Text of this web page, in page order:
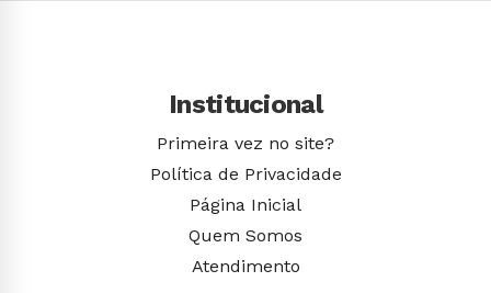
Institucional
Primeira vez no site?
Política de Privacidade
Página Inicial
Quem Somos
Atendimento